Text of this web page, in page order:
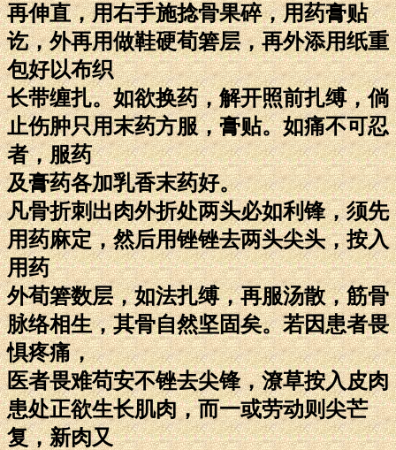
再伸直，用右手施捻骨果碎，用药膏贴
讫，外再用做鞋硬荀箬层，再外添用纸重
包好以布织
长带缠扎。如欲换药，解开照前扎缚，倘
止伤肿只用末药方服，膏贴。如痛不可忍
者，服药
及膏药各加乳香末药好。
凡骨折刺出肉外折处两头必如利锋，须先
用药麻定，然后用锉锉去两头尖头，按入
用药
外荀箬数层，如法扎缚，再服汤散，筋骨
脉络相生，其骨自然坚固矣。若因患者畏
惧疼痛，
医者畏难苟安不锉去尖锋，潦草按入皮肉
患处正欲生长肌肉，而一或劳动则尖芒
复，新肉又